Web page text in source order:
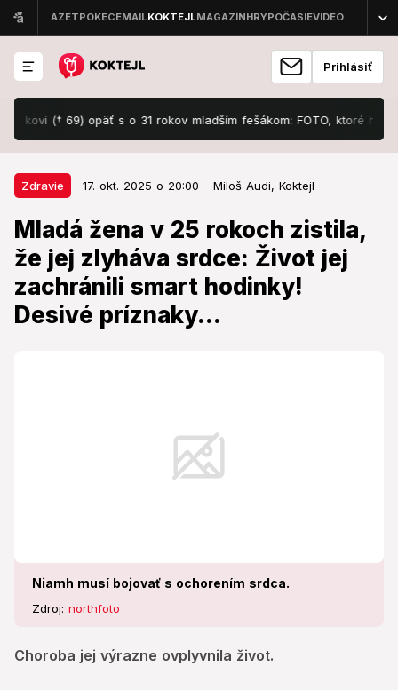
Prihlásiť
(† 69) opäť s o 31 rokov mladším fešákom: FOTO, ktoré hovorí za
Zdravie 17. okt. 2025 o 20:00 Miloš Audi, Koktejl
Mladá žena v 25 rokoch zistila,
že jej zlyháva srdce: Život jej
zachránili smart hodinky!
Desivé príznaky...
Niamh musí bojovať s ochorením srdca.
Zdroj: northfoto
Choroba jej výrazne ovplyvnila život.
Zdravie 17. okt. 2025 o 20:00
Mladá žena v 25 rokoch zistila, že
jej zlyháva srdce: Život jej
zachránili smart hodinky! Desivé
príznaky...